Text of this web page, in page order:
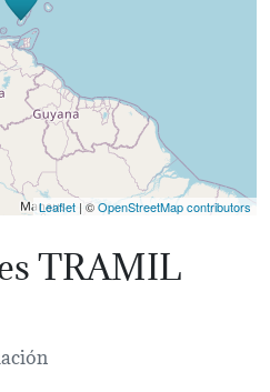
Leaflet | ©OpenStreetMap contributors
TRAMIL